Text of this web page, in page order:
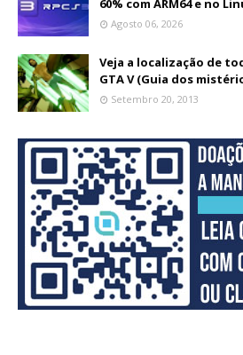
60% com ARM64 e no
Agosto 06, 2026
Veja a localização de
GTA V (Guia dos
Setembro 20, 2013